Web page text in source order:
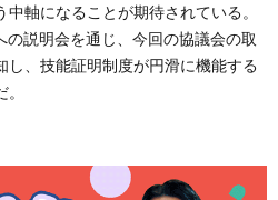
軸になることが期待されている。
説明会を通じ、今回の協議会の取
し、技能証明制度が円滑に機能する